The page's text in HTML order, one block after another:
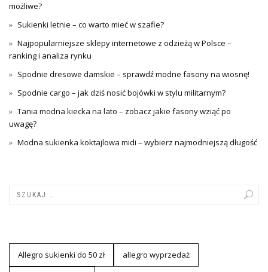
możliwe?
Sukienki letnie – co warto mieć w szafie?
Najpopularniejsze sklepy internetowe z odzieżą w Polsce –
ranking i analiza rynku
Spodnie dresowe damskie – sprawdź modne fasony na wiosnę!
Spodnie cargo – jak dziś nosić bojówki w stylu militarnym?
Tania modna kiecka na lato – zobacz jakie fasony wziąć po
uwagę?
Modna sukienka koktajlowa midi – wybierz najmodniejszą długość
Allegro sukienki do 50 zł allegro wyprzedaż